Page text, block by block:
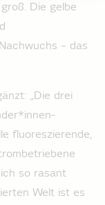
Die gelbe
– das
„Die drei
fluoreszierende,
so rasant
Welt ist es